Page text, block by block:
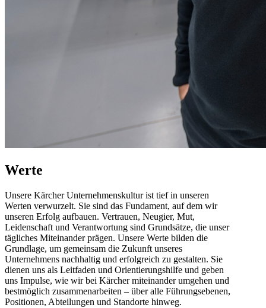
Werte
Unsere Kärcher Unternehmenskultur ist tief in unseren
Werten verwurzelt. Sie sind das Fundament, auf dem wir
unseren Erfolg aufbauen. Vertrauen, Neugier, Mut,
Leidenschaft und Verantwortung sind Grundsätze, die unser
tägliches Miteinander prägen. Unsere Werte bilden die
Grundlage, um gemeinsam die Zukunft unseres
Unternehmens nachhaltig und erfolgreich zu gestalten. Sie
dienen uns als Leitfaden und Orientierungshilfe und geben
uns Impulse, wie wir bei Kärcher miteinander umgehen und
bestmöglich zusammenarbeiten – über alle Führungsebenen,
Positionen, Abteilungen und Standorte hinweg.